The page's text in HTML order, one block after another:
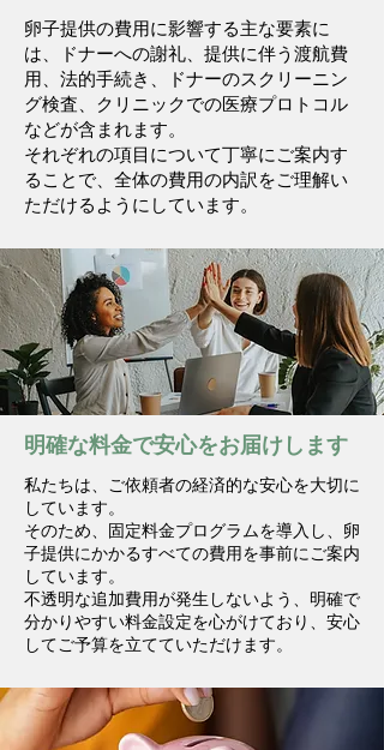
卵子提供の費用に影響する主な要素に
は、ドナーへの謝礼、提供に伴う渡航費
用、法的手続き、ドナーのスクリーニン
グ検査、クリニックでの医療プロトコル
などが含まれます。
それぞれの項目について丁寧にご案内す
ることで、全体の費用の内訳をご理解い
ただけるようにしています。
明確な料金で安心をお届けします
私たちは、ご依頼者の経済的な安心を大切に
しています。
そのため、固定料金プログラムを導入し、卵
子提供にかかるすべての費用を事前にご案内
しています。
不透明な追加費用が発生しないよう、明確で
分かりやすい料金設定を心がけており、安心
してご予算を立てていただけます。